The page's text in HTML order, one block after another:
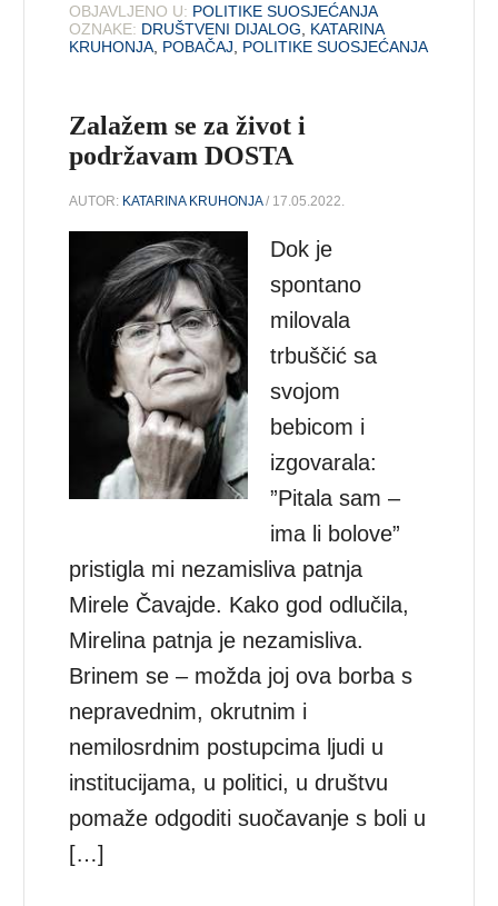
OBJAVLJENO U: POLITIKE SUOSJEĆANJA
OZNAKE: DRUŠTVENI DIJALOG
KATARINA
KRUHONJA POBAČAJ POLITIKE SUOSJEĆANJA
Zalažem se za život i
podržavam DOSTA
AUTOR: KATARINA KRUHONJA/ 17.05.2022.
Dok je
spontano
milovala
trbuščić sa
svojom
bebicom i
izgovarala:
”Pitala sam –
ima li bolove”
pristigla mi nezamisliva patnja
Mirele Čavajde. Kako god odlučila,
Mirelina patnja je nezamisliva.
Brinem se – možda joj ova borba s
nepravednim, okrutnim i
nemilosrdnim postupcima ljudi u
institucijama, u politici, u društvu
pomaže odgoditi suočavanje s boli u
[…]